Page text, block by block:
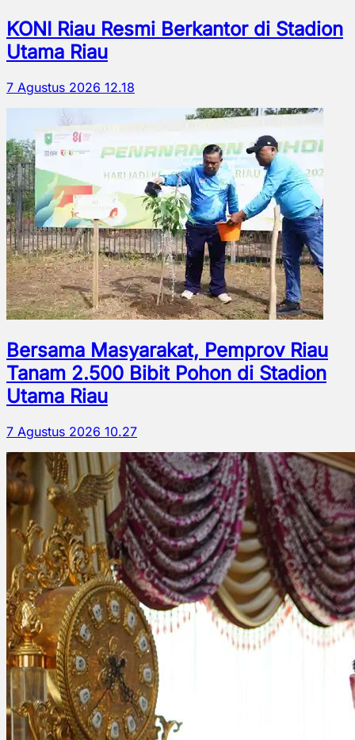
KONI Riau Resmi Berkantor di Stadion
Utama Riau
7 Agustus 2026 12.18
Bersama Masyarakat, Pemprov Riau
Tanam 2.500 Bibit Pohon di Stadion
Utama Riau
7 Agustus 2026 10.27